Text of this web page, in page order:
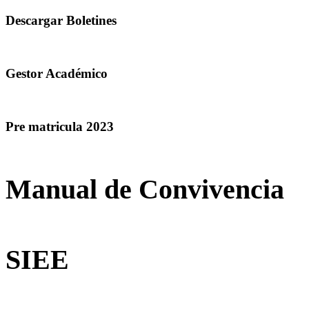
Descargar Boletines
Gestor Académico
Pre matricula 2023
Manual de Convivencia
SIEE